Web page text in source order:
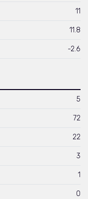
11
11.8
-2.6
5
72
22
3
1
0